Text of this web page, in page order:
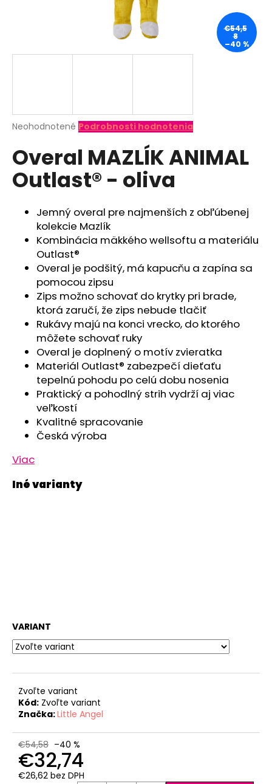
Priemerné
produktu
je
0,0
z
hviezdičiek.
Neohodnotené Podrobnosti hodnotenia
Overal MAZLÍK ANIMAL
Outlast® - oliva
Jemný overal pre najmenších z obľúbenej
kolekcie Mazlík
Kombinácia mäkkého wellsoftu a materiálu
Outlast®
Overal je podšitý, má kapucňu a zapína sa
pomocou zipsu
Zips možno schovať do krytky pri brade,
ktorá zaručí, že zips nebude tlačiť
Rukávy majú na konci vrecko, do ktorého
môžete schovať ruky
Overal je doplnený o motív zvieratka
Materiál Outlast® zabezpečí dieťaťu
tepelnú pohodu po celú dobu nosenia
Praktický a pohodlný strih vydrží aj viac
veľkostí
Kvalitné spracovanie
Česká výroba
Viac
VARIANT
Zvoľte variant
Kód: Zvoľte variant
Značka:Little Angel
€54,58 –40 %
€32,74
€26,62 bez DPH
€54,5
8
–40 %
PONOŽKY
FROTÉ
OUTLAST®
RUŽOVÁ
€5,42